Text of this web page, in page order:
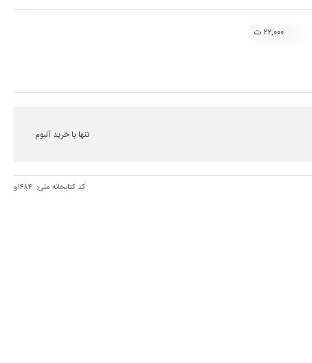
۲۲,۰۰۰ ت
تنها با خرید آلبوم
کد کتابخانه ملی: ۱۴۸۴و